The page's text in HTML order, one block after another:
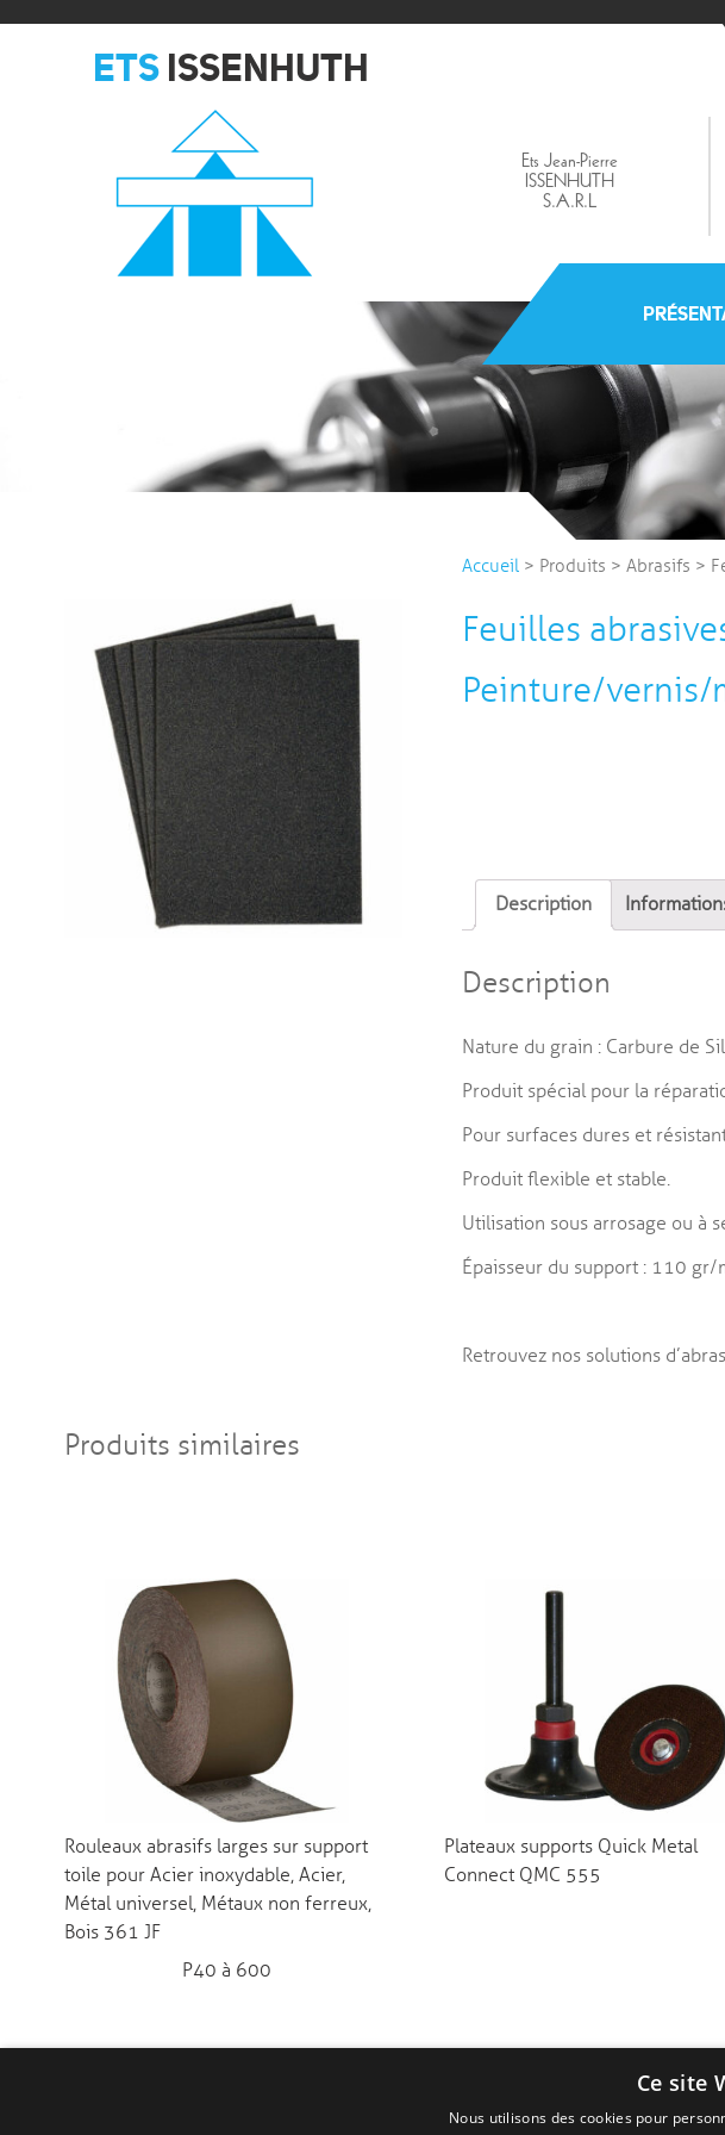
ETS ISSENHUTH
Ets Jean-Pierre
ISSENHUTH
S.A.R.L
Accueil> Produits > Abrasifs >
Feuilles
Peinture/vernis/
Description
Description
Nature du grain : Carbure de
Produit spécial pour la
Pour surfaces dures et
Produit flexible et stable.
Utilisation sous arrosage ou à
Épaisseur du support : 110 gr/
Retrouvez nos solutions
Produits similaires
Rouleaux abrasifs larges sur support
toile pour Acier inoxydable, Acier,
Métal universel, Métaux non ferreux,
Bois 361 JF
P40 à 600
Plateaux supports Quick Metal
Connect QMC 555
Ce site
Nous utilisons des cookies pour